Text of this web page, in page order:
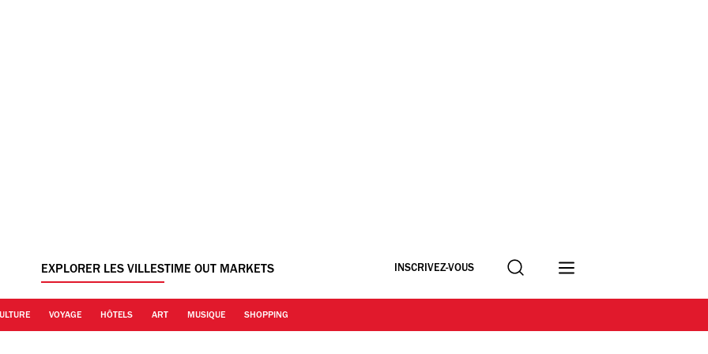
EXPLORER LES VILLESTIME OUT MARKETS INSCRIVEZ-VOUS Recherche
VOYAGE HÔTELS ART MUSIQUE SHOPPING